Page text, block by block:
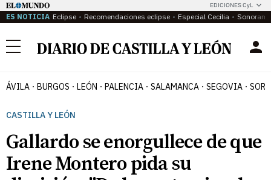
EDICIONES CyL
ES NOTICIA Eclipse Recomendaciones eclipse Especial Cecilia
Menú
ÁVILA BURGOS LEÓN PALENCIA SALAMANCA SEGOVIA
CASTILLA Y LEÓN
Gallardo se enorgullece de que
Irene Montero pida su